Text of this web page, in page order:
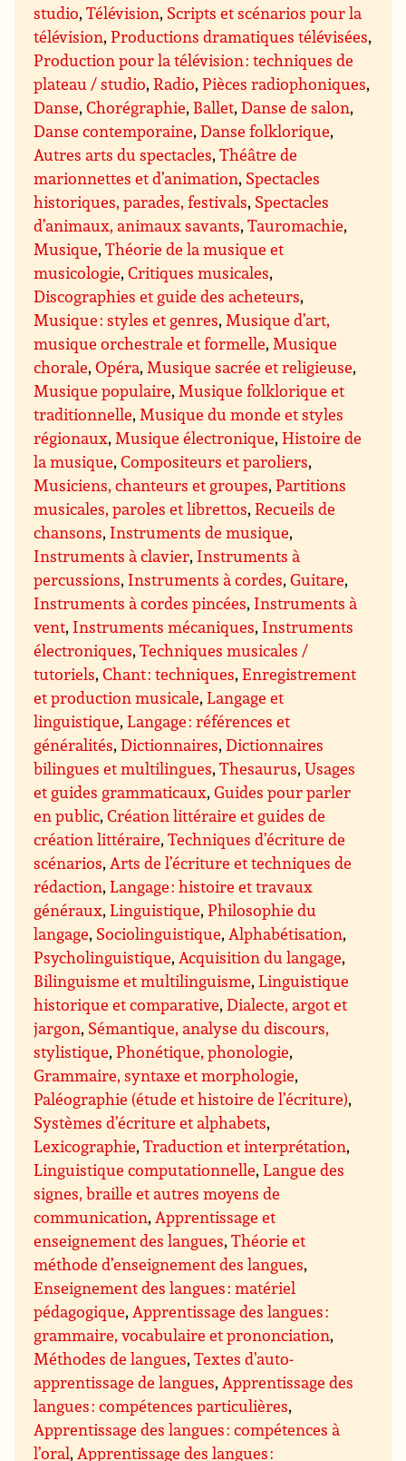
studio,Télévision, Scripts et scénarios pour la
télévision,Productions dramatiques télévisées,
Production pour la télévision : techniques de
plateau / studio,Radio,Pièces radiophoniques,
Danse,Chorégraphie, Ballet,Danse de salon,
Danse contemporaine,Danse folklorique,
Autres arts du spectacles,Théâtre de
marionnettes et d’animation, Spectacles
historiques, parades, festivals, Spectacles
d’animaux, animaux savants,Tauromachie,
Musique,Théorie de la musique et
musicologie,Critiques musicales,
Discographies et guide des acheteurs,
Musique : styles et genres,Musique d’art,
musique orchestrale et formelle,Musique
chorale,Opéra,Musique sacrée et religieuse,
Musique populaire,Musique folklorique et
traditionnelle,Musique du monde et styles
régionaux,Musique électronique,Histoire de
la musique,Compositeurs et paroliers,
Musiciens, chanteurs et groupes,Partitions
musicales, paroles et librettos,Recueils de
chansons, Instruments de musique,
Instruments à clavier, Instruments à
percussions, Instruments à cordes,Guitare,
Instruments à cordes pincées, Instruments à
vent, Instruments mécaniques, Instruments
électroniques,Techniques musicales /
tutoriels,Chant : techniques,Enregistrement
et production musicale,Langage et
linguistique,Langage : références et
généralités,Dictionnaires,Dictionnaires
bilingues et multilingues,Thesaurus,Usages
et guides grammaticaux,Guides pour parler
en public,Création littéraire et guides de
création littéraire,Techniques d’écriture de
scénarios,Arts de l’écriture et techniques de
rédaction,Langage : histoire et travaux
généraux,Linguistique,Philosophie du
langage, Sociolinguistique,Alphabétisation,
Psycholinguistique,Acquisition du langage,
Bilinguisme et multilinguisme,Linguistique
historique et comparative,Dialecte, argot et
jargon, Sémantique, analyse du discours,
stylistique,Phonétique, phonologie,
Grammaire, syntaxe et morphologie,
Paléographie (étude et histoire de l’écriture),
Systèmes d’écriture et alphabets,
Lexicographie,Traduction et interprétation,
Linguistique computationnelle,Langue des
signes, braille et autres moyens de
communication,Apprentissage et
enseignement des langues,Théorie et
méthode d’enseignement des langues,
Enseignement des langues : matériel
pédagogique,Apprentissage des langues :
grammaire, vocabulaire et prononciation,
Méthodes de langues,Textes d’auto-
apprentissage de langues,Apprentissage des
langues : compétences particulières,
Apprentissage des langues : compétences à
l’oral,Apprentissage des langues :